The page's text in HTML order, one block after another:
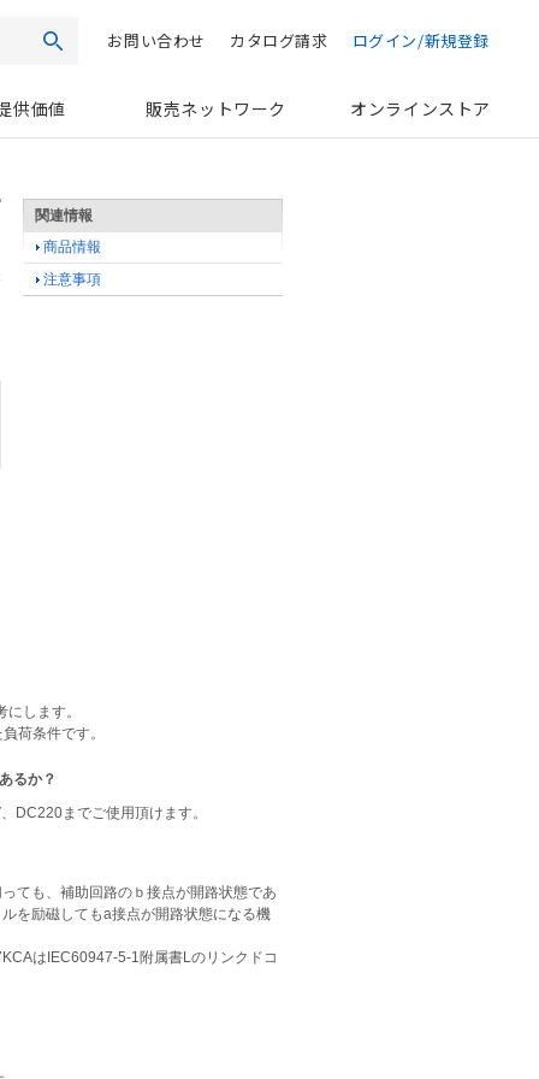
検索お問い合わせ カタログ請求 ログイン/新規登録
供価値 販売ネットワーク オンラインストア
関連情報
商品情報
注意事項
します。
荷条件です。
るか？
DC220までご使用頂けます。
ても、補助回路のｂ接点が開路状態であ
を励磁してもa接点が開路状態になる機
はIEC60947-5-1附属書Lのリンクドコ